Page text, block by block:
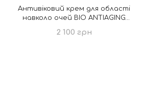
Антивіковий крем для області
навколо очей BIO ANTIAGING
2 100 грн